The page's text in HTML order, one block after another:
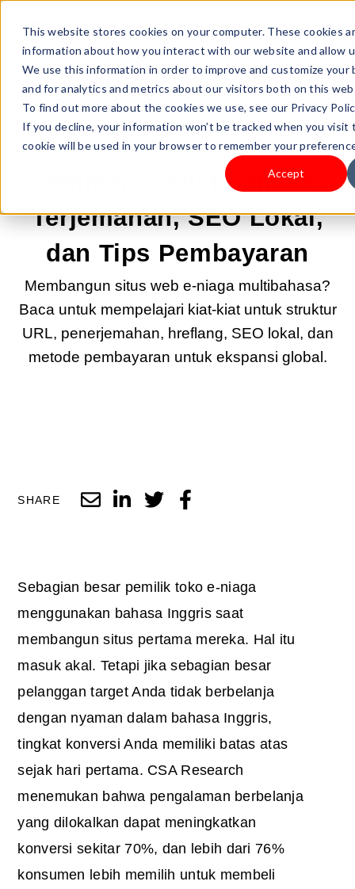
This website stores cookies on your computer. These cookies
information about how you interact with our website and allow
We use this information in order to improve and customize your
and for analytics and metrics about our visitors both on this
To find out more about the cookies we use, see our Privacy
If you decline, your information won’t be tracked when you
cookie will be used in your browser to remember your
Accept
2026 MEI 25 09:00:01 |DROPSHIPPING
Penyiapan Situs Web E-
commerce Multibahasa:
Terjemahan, SEO Lokal,
dan Tips Pembayaran
Membangun situs web e-niaga multibahasa?
Baca untuk mempelajari kiat-kiat untuk struktur
URL, penerjemahan, hreflang, SEO lokal, dan
metode pembayaran untuk ekspansi global.
SHARE
Sebagian besar pemilik toko e-niaga
menggunakan bahasa Inggris saat
membangun situs pertama mereka. Hal itu
masuk akal. Tetapi jika sebagian besar
pelanggan target Anda tidak berbelanja
dengan nyaman dalam bahasa Inggris,
tingkat konversi Anda memiliki batas atas
sejak hari pertama. CSA Research
menemukan bahwa pengalaman berbelanja
yang dilokalkan dapat meningkatkan
konversi sekitar 70%, dan lebih dari 76%
konsumen lebih memilih untuk membeli